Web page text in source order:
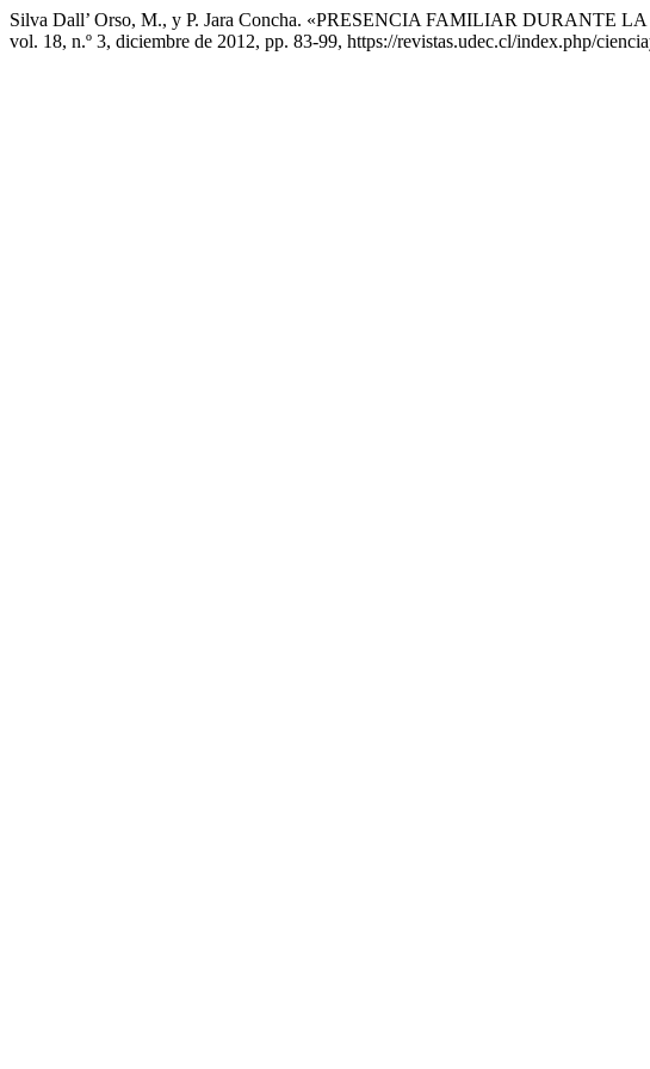
Silva Dall’ Orso, M., y P. Jara Concha. «PRESENCIA FAMILIAR
vol. 18, n.º 3, diciembre de 2012, pp. 83-99, https://revistas.udec.cl/index.php/